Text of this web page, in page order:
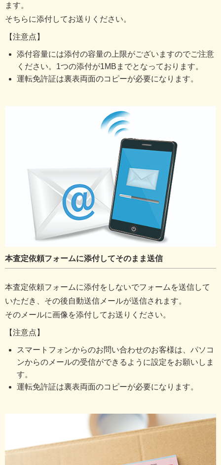
ます。
そちらに添付してお送りください。
【注意点】
添付容量には添付の容量の上限がございますのでご注意
ください。1つの添付が1MBまでとなっております。
運転免許証は裏表両面のコピーが必要になります。
本査定依頼フォームに添付してそのまま送信
本査定依頼フォームに添付をしないでフォームを送信して
いただき、その後自動送信メールが送信されます。
そのメールに画像を添付してお送りください。
【注意点】
スマートフォンからのお問い合わせのお客様は、パソコ
ンからのメールの受信ができるように設定をお願いしま
す。
運転免許証は裏表両面のコピーが必要になります。